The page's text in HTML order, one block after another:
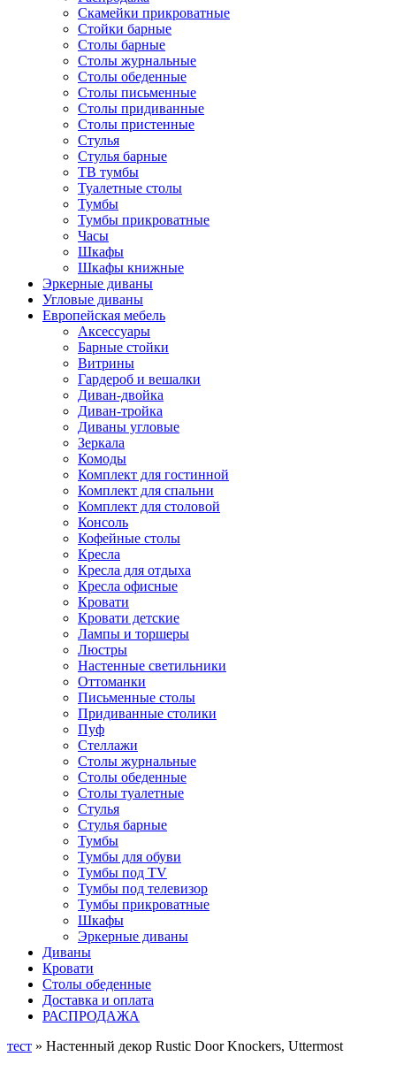
Скамейки прикроватные
Стойки барные
Столы барные
Столы журнальные
Столы обеденные
Столы письменные
Столы придиванные
Столы пристенные
Стулья
Стулья барные
ТВ тумбы
Туалетные столы
Тумбы
Тумбы прикроватные
Часы
Шкафы
Шкафы книжные
Эркерные диваны
Угловые диваны
Европейская мебель
Аксессуары
Барные стойки
Витрины
Гардероб и вешалки
Диван-двойка
Диван-тройка
Диваны угловые
Зеркала
Комоды
Комплект для гостинной
Комплект для спальни
Комплект для столовой
Консоль
Кофейные столы
Кресла
Кресла для отдыха
Кресла офисные
Кровати
Кровати детские
Лампы и торшеры
Люстры
Настенные светильники
Оттоманки
Письменные столы
Придиванные столики
Пуф
Стеллажи
Столы журнальные
Столы обеденные
Столы туалетные
Стулья
Стулья барные
Тумбы
Тумбы для обуви
Тумбы под TV
Тумбы под телевизор
Тумбы прикроватные
Шкафы
Эркерные диваны
Диваны
Кровати
Столы обеденные
Доставка и оплата
РАСПРОДАЖА
тест » Настенный декор Rustic Door Knockers, Uttermost